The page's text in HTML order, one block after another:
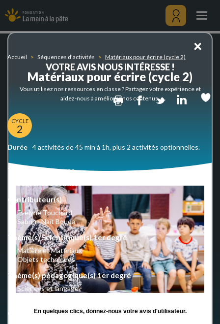
pour
écrire
(cycle
au
contenu
principal
Menu
Accueil Séquences d'activités Matériaux pour écrire (cycle 2)
Matériaux pour écrire (cycle 2)
PrintFacebook
Twitter
CYCLE
2
Durée 4 activités de 45 min à 1h, plus 2 activités optionnelles.
Type de ressources
Contributeur(s)
Evelyne Touchard
Sabrina Naït Bouda
Thème(s) Scientifique(s) 1er degré
Matière et Matériaux
Objets techniques
Thème(s) pédagogique(s) 1er degré
Sciences et langage
Crédits
×
VOTRE AVIS NOUS INTÉRESSE !
Vous utilisez nos ressources en classe ? Partagez votre expérience et
aidez-nous à améliorer nos contenus.
En quelques clics, donnez-nous votre avis d'utilisateur.